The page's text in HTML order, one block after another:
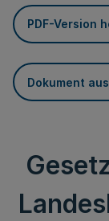
PDF-Version
Dokument